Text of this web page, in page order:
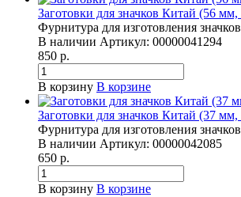
Заготовки для значков Китай (56
Фурнитура для изготовления значков
В наличии Артикул: 00000041294
850 р.
В корзину В корзине
Заготовки для значков Китай (37
Фурнитура для изготовления значков
В наличии Артикул: 00000042085
650 р.
В корзину В корзине